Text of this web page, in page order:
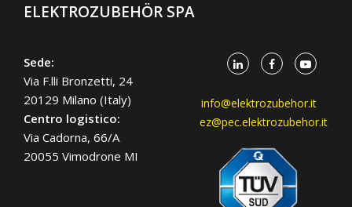
ELEKTROZUBEHÖR SPA
Sede:
Via F.lli Bronzetti, 24
20129 Milano (Italy)
Centro logistico:
Via Cadorna, 66/A
20055 Vimodrone MI
info@elektrozubehor.it
ez@pec.elektrozubehor.it